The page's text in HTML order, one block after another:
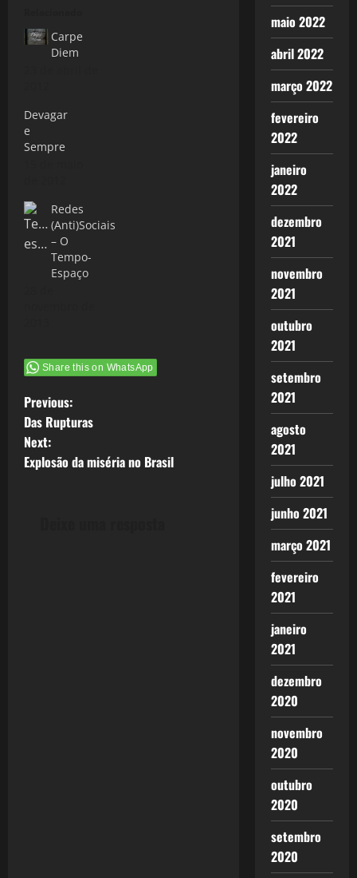
Carpe
Diem
Devagar
e
Sempre
Redes
(Anti)Sociais
– O
Tempo-
Espaço
Share this on WhatsApp
P
o
s
Previous:
Das Rupturas
Next:
Explosão da miséria no Brasil
maio 2022
abril 2022
março 2022
fevereiro
2022
janeiro
2022
dezembro
2021
novembro
2021
outubro
2021
setembro
2021
agosto
2021
julho 2021
junho 2021
março 2021
fevereiro
2021
janeiro
2021
dezembro
2020
novembro
2020
outubro
2020
setembro
2020